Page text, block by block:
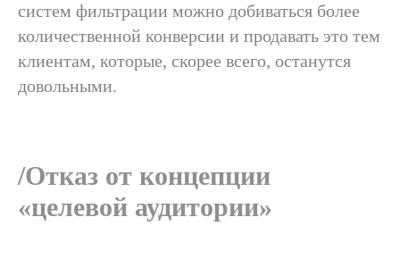
систем фильтрации можно добиваться более
количественной конверсии и продавать это тем
клиентам, которые, скорее всего, останутся
довольными.
/Отказ от концепции
«целевой аудитории»